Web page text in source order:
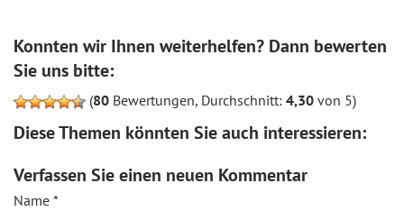
Konnten wir Ihnen weiterhelfen? Dann bewerten
Sie uns bitte:
(80 Bewertungen, Durchschnitt: 4,30 von 5)
Diese Themen könnten Sie auch interessieren:
Verfassen Sie einen neuen Kommentar
Name *